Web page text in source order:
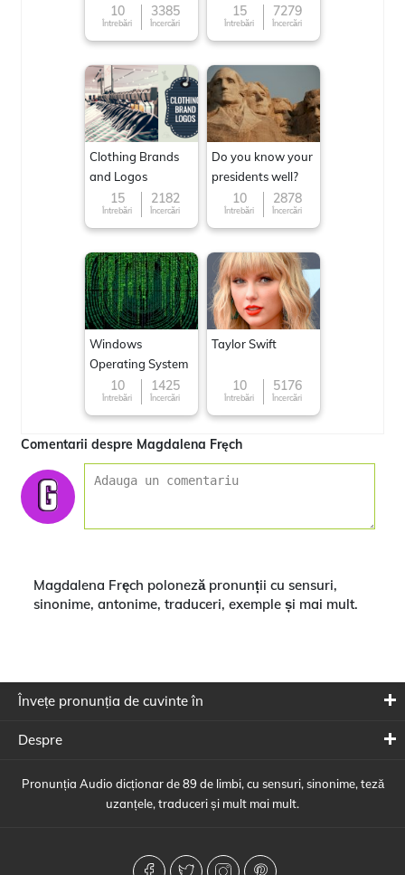
10
Întrebări
3385
Încercări
15
Întrebări
7279
Încercări
Clothing Brands
and Logos
15
Întrebări
2182
Încercări
Do you know your
presidents well?
10
Întrebări
2878
Încercări
Windows
Operating System
10
Întrebări
1425
Încercări
Taylor Swift
10
Întrebări
5176
Încercări
Comentarii despre Magdalena Fręch
Magdalena Fręch poloneză pronunții cu sensuri,
sinonime, antonime, traduceri, exemple și mai mult.
Învețe pronunția de cuvinte în
Despre
Pronunția Audio dicționar de 89 de limbi, cu sensuri, sinonime, teză
uzanțele, traduceri și mult mai mult.